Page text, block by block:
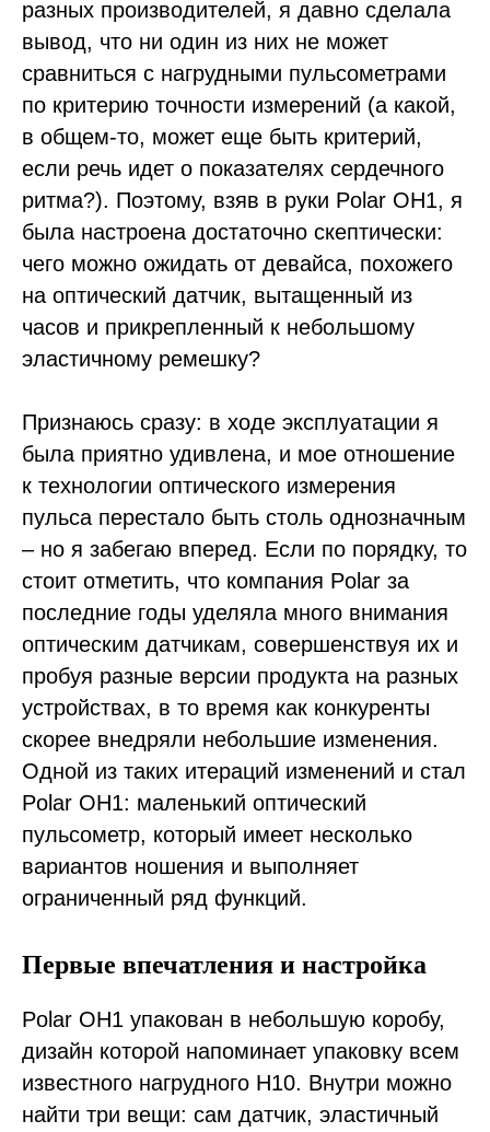
разных производителей, я давно сделала
вывод, что ни один из них не может
сравниться с нагрудными пульсометрами
по критерию точности измерений (а какой,
в общем-то, может еще быть критерий,
если речь идет о показателях сердечного
ритма?). Поэтому, взяв в руки Polar OH1, я
была настроена достаточно скептически:
чего можно ожидать от девайса, похожего
на оптический датчик, вытащенный из
часов и прикрепленный к небольшому
эластичному ремешку?
Признаюсь сразу: в ходе эксплуатации я
была приятно удивлена, и мое отношение
к технологии оптического измерения
пульса перестало быть столь однозначным
– но я забегаю вперед. Если по порядку, то
стоит отметить, что компания Polar за
последние годы уделяла много внимания
оптическим датчикам, совершенствуя их и
пробуя разные версии продукта на разных
устройствах, в то время как конкуренты
скорее внедряли небольшие изменения.
Одной из таких итераций изменений и стал
Polar OH1: маленький оптический
пульсометр, который имеет несколько
вариантов ношения и выполняет
ограниченный ряд функций.
Первые впечатления и настройка
Polar OH1 упакован в небольшую коробу,
дизайн которой напоминает упаковку всем
известного нагрудного H10. Внутри можно
найти три вещи: сам датчик, эластичный